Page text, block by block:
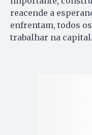
reacende a
enfrentam, todos
trabalhar na capital.